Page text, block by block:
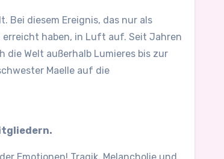
Bei diesem Ereignis, das nur als
erreicht haben, in Luft auf. Seit Jahren
die Welt außerhalb Lumieres bis zur
Maelle auf die
Emotionen! Tragik, Melancholie und